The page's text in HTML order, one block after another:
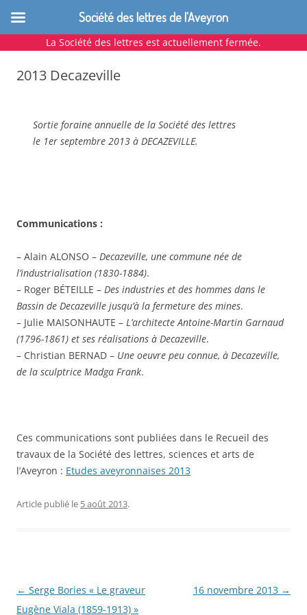
La Société des lettres est actuellement fermée.
Aller
contenu
2013 Decazeville
Sortie foraine annuelle de la Société des lettres
le 1er septembre 2013 à DECAZEVILLE.
Communications :
– Alain ALONSO – Decazeville, une commune née de
l’industrialisation (1830-1884).
– Roger BÉTEILLE – Des industries et des hommes dans le
Bassin de Decazeville jusqu’à la fermeture des mines.
– Julie MAISONHAUTE – L’architecte Antoine-Martin Garnaud
(1796-1861) et ses réalisations à Decazeville.
– Christian BERNAD – Une oeuvre peu connue, à Decazeville,
de la sculptrice Madga Frank.
Ces communications sont publiées dans le Recueil des
travaux de la Société des lettres, sciences et arts de
l’Aveyron : Etudes aveyronnaises 2013
Article publié le 5 août 2013.
Navigation
des
← Serge Bories « Le graveur
Eugène Viala (1859-1913) »
16 novembre 2013 →
Société des lettres de l'Aveyron